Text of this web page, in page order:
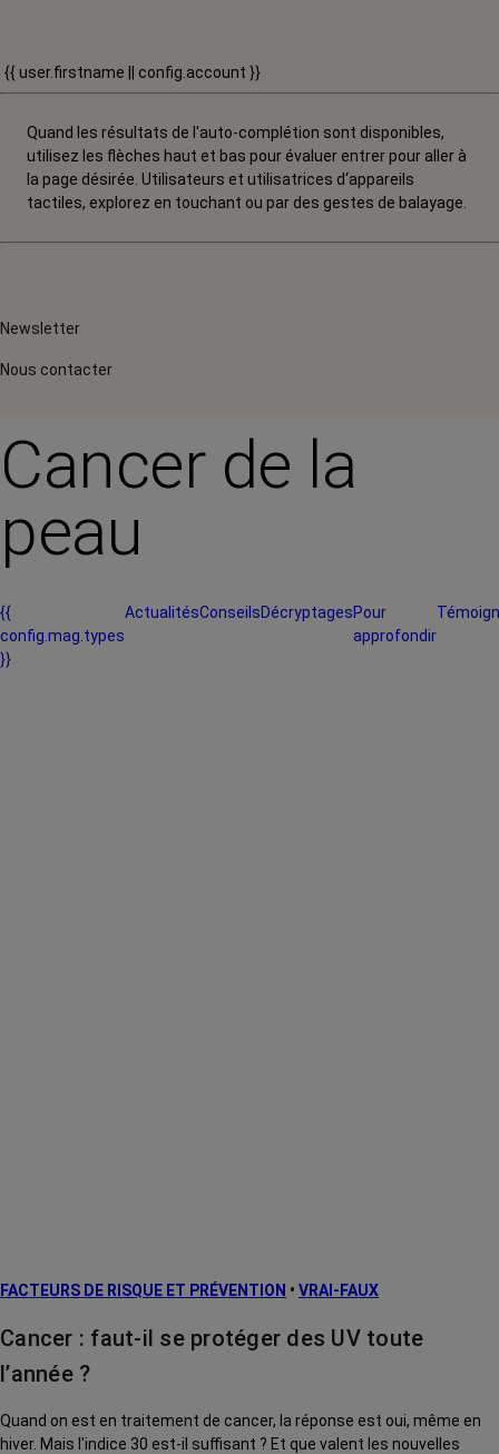
{{ user.firstname || config.account }}
Quand les résultats de l'auto-complétion sont disponibles,
utilisez les flèches haut et bas pour évaluer entrer pour aller à
la page désirée. Utilisateurs et utilisatrices d‘appareils
tactiles, explorez en touchant ou par des gestes de balayage.
Newsletter
Nous contacter
Cancer de la
peau
{{
config.mag.types
}}
ActualitésConseilsDécryptagesPour
approfondir
FACTEURS DE RISQUE ET PRÉVENTION • VRAI-FAUX
Cancer : faut-il se protéger des UV toute
l’année ?
Quand on est en traitement de cancer, la réponse est oui, même en
hiver. Mais l'indice 30 est-il suffisant ? Et que valent les nouvelles